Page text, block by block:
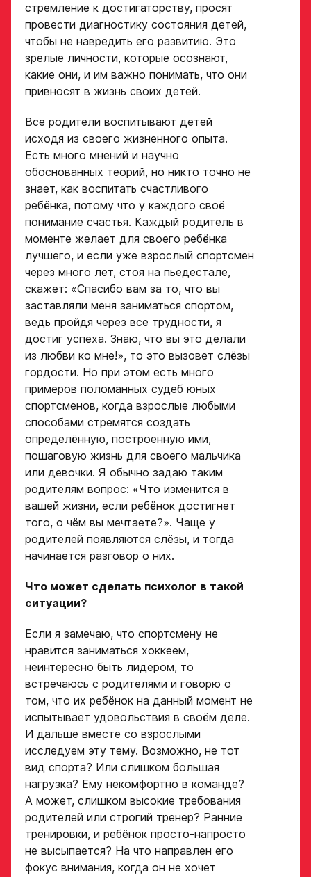
стремление к достигаторству, просят
провести диагностику состояния детей,
чтобы не навредить его развитию. Это
зрелые личности, которые осознают,
какие они, и им важно понимать, что они
привносят в жизнь своих детей.
Все родители воспитывают детей
исходя из своего жизненного опыта.
Есть много мнений и научно
обоснованных теорий, но никто точно не
знает, как воспитать счастливого
ребёнка, потому что у каждого своё
понимание счастья. Каждый родитель в
моменте желает для своего ребёнка
лучшего, и если уже взрослый спортсмен
через много лет, стоя на пьедестале,
скажет: «Спасибо вам за то, что вы
заставляли меня заниматься спортом,
ведь пройдя через все трудности, я
достиг успеха. Знаю, что вы это делали
из любви ко мне!», то это вызовет слёзы
гордости. Но при этом есть много
примеров поломанных судеб юных
спортсменов, когда взрослые любыми
способами стремятся создать
определённую, построенную ими,
пошаговую жизнь для своего мальчика
или девочки. Я обычно задаю таким
родителям вопрос: «Что изменится в
вашей жизни, если ребёнок достигнет
того, о чём вы мечтаете?». Чаще у
родителей появляются слёзы, и тогда
начинается разговор о них.
Что может сделать психолог в такой
ситуации?
Если я замечаю, что спортсмену не
нравится заниматься хоккеем,
неинтересно быть лидером, то
встречаюсь с родителями и говорю о
том, что их ребёнок на данный момент не
испытывает удовольствия в своём деле.
И дальше вместе со взрослыми
исследуем эту тему. Возможно, не тот
вид спорта? Или слишком большая
нагрузка? Ему некомфортно в команде?
А может, слишком высокие требования
родителей или строгий тренер? Ранние
тренировки, и ребёнок просто-напросто
не высыпается? На что направлен его
фокус внимания, когда он не хочет
Заявка
на просмотр
в Хоккейную
Академию
«Авангард»
Дата рождения игрока
полностью
Рост, вес игрока
Опыт игры в хоккей
Амплуа игрока
Заявка
на просмотр
в Хоккейную
Академию
«Авангард»
Форма только
для игроков 2008–
2014 гг. р.
2007 г. р. — набор
закрыт
ФИО игрока
Дата рождения игрока
полностью
Рост игрока
Амплуа игрока
Ссылка на профиль
hockey или trackhockey
Обращаем внимание: опыт
выступления в Первенстве
России среди федеральных
округов (https://fhr.ru/hockey-
of-russia/docs/youthcomp/
обязателен для тех, кто
подаёт заявку.